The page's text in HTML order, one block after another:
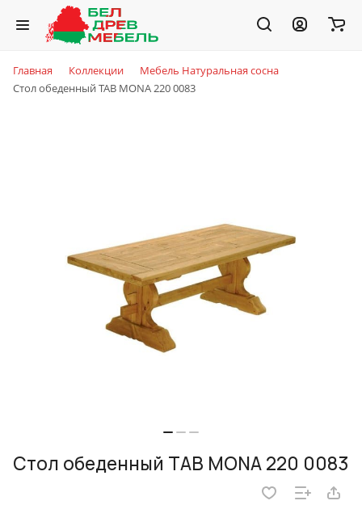
Главная Коллекции
Мебель Натуральная сосна
Стол обеденный TAB MONA 220 0083
Стол обеденный TAB MONA 220 0083